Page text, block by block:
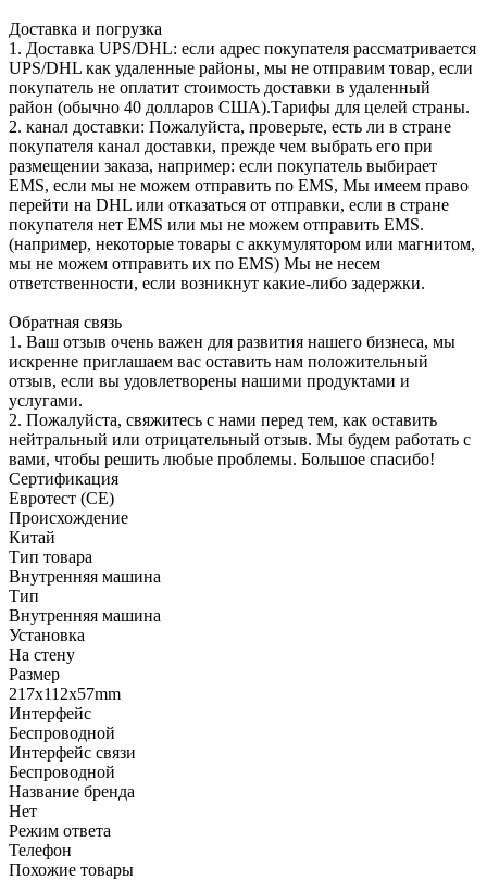
Доставка и погрузка
1. Доставка UPS/DHL: если адрес покупателя рассматривается
UPS/DHL как удаленные районы, мы не отправим товар, если
покупатель не оплатит стоимость доставки в удаленный
район (обычно 40 долларов США).Тарифы для целей страны.
2. канал доставки: Пожалуйста, проверьте, есть ли в стране
покупателя канал доставки, прежде чем выбрать его при
размещении заказа, например: если покупатель выбирает
EMS, если мы не можем отправить по EMS, Мы имеем право
перейти на DHL или отказаться от отправки, если в стране
покупателя нет EMS или мы не можем отправить EMS.
(например, некоторые товары с аккумулятором или магнитом,
мы не можем отправить их по EMS) Мы не несем
ответственности, если возникнут какие-либо задержки.
Обратная связь
1. Ваш отзыв очень важен для развития нашего бизнеса, мы
искренне приглашаем вас оставить нам положительный
отзыв, если вы удовлетворены нашими продуктами и
услугами.
2. Пожалуйста, свяжитесь с нами перед тем, как оставить
нейтральный или отрицательный отзыв. Мы будем работать с
вами, чтобы решить любые проблемы. Большое спасибо!
Сертификация
Евротест (СЕ)
Происхождение
Китай
Тип товара
Внутренняя машина
Тип
Внутренняя машина
Установка
На стену
Размер
217x112x57mm
Интерфейс
Беспроводной
Интерфейс связи
Беспроводной
Название бренда
Нет
Режим ответа
Телефон
Похожие товары